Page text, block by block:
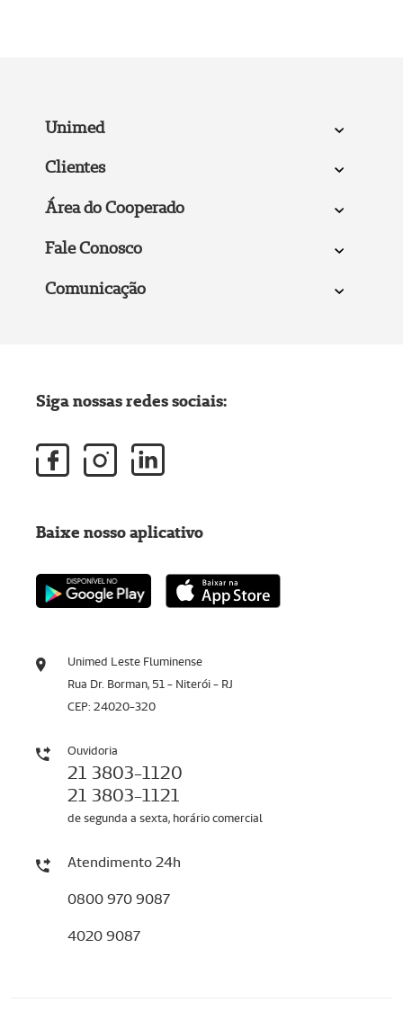
Unimed
Clientes
Área do Cooperado
Fale Conosco
Comunicação
Unimed Leste Fluminense
Rua Dr. Borman, 51 - Niterói - RJ
CEP: 24020-320
Ouvidoria
21 3803-1120
21 3803-1121
de segunda a sexta, horário comercial
Atendimento 24h
0800 970 9087
4020 9087
Siga nossas redes sociais:
Baixe nosso aplicativo